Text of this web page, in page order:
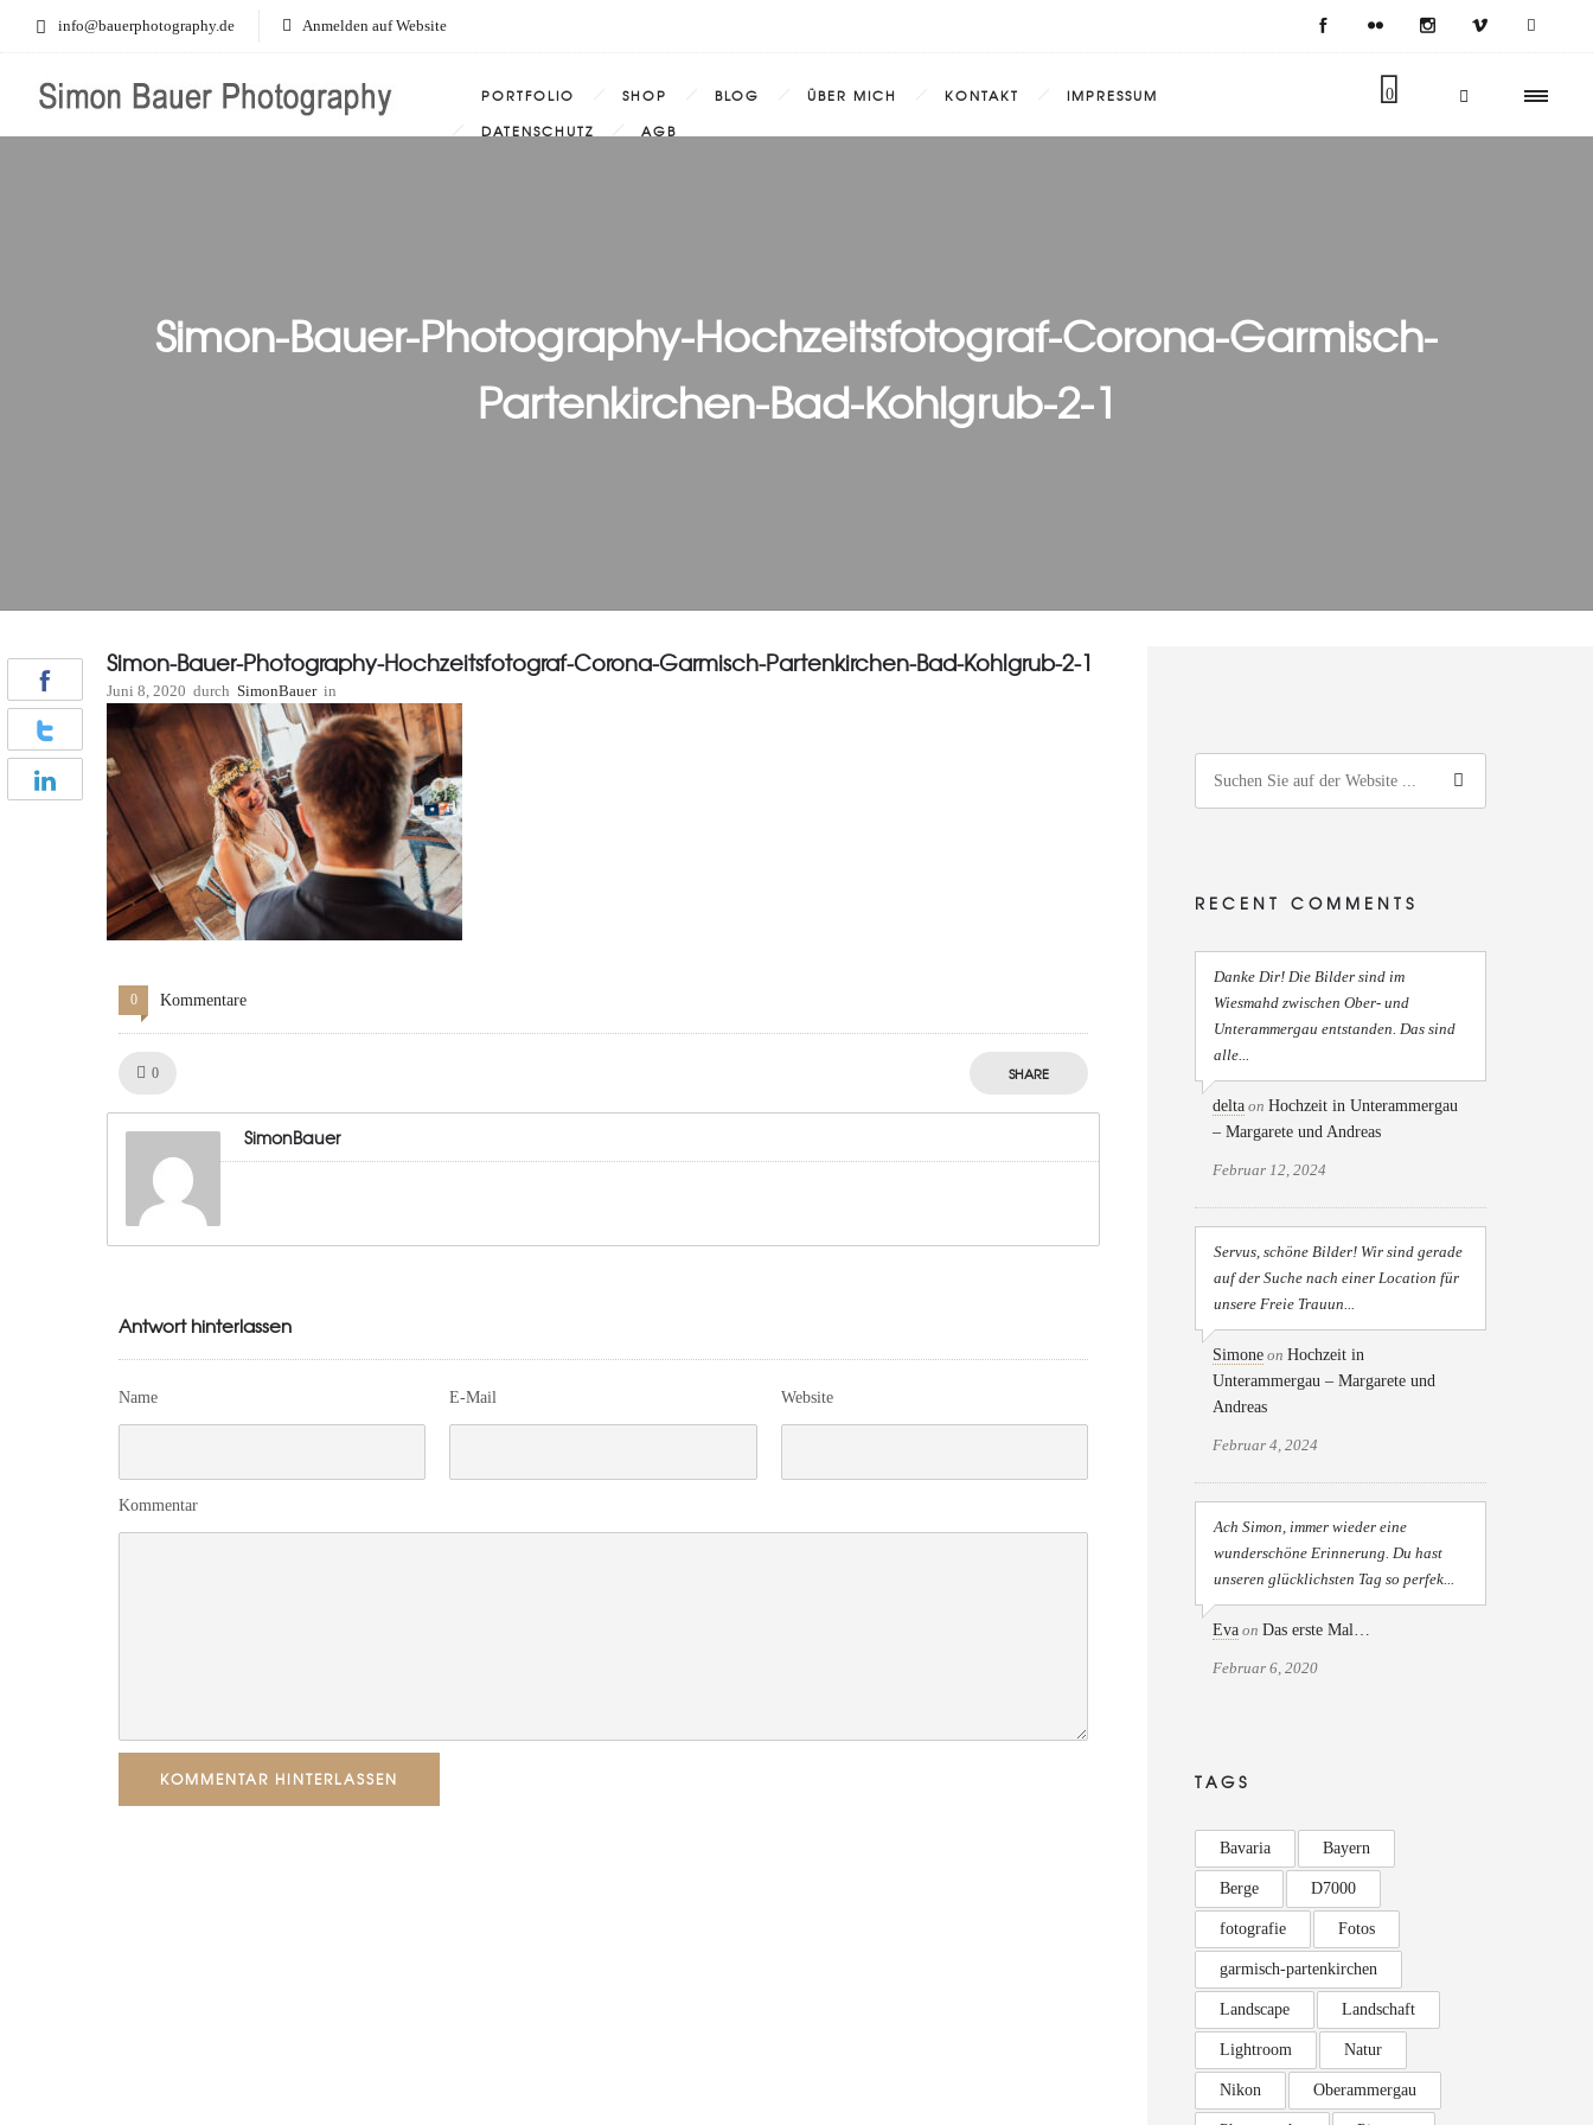
info@bauerphotography.de Anmelden auf Website
0
PORTFOLIO SHOP BLOG ÜBER MICH KONTAKT
IMPRESSUM
DATENSCHUTZ
AGB
Simon-Bauer-Photography-Hochzeitsfotograf-Corona-Garmisch-
Partenkirchen-Bad-Kohlgrub-2-1
Simon-Bauer-Photography-Hochzeitsfotograf-Corona-Garmisch-Partenkirchen-Bad-Kohlgrub-2-1
Juni 8, 2020 durch SimonBauer in
0 Kommentare
0 SHARE
SimonBauer
Antwort hinterlassen
Name E-Mail Website
Kommentar
KOMMENTAR HINTERLASSEN
RECENT COMMENTS
Danke Dir! Die Bilder sind im
Wiesmahd zwischen Ober- und
Unterammergau entstanden. Das sind
alle...
delta on Hochzeit in Unterammergau
– Margarete und Andreas
Februar 12, 2024
Servus, schöne Bilder! Wir sind gerade
auf der Suche nach einer Location für
unsere Freie Trauun...
Simone on Hochzeit in
Unterammergau – Margarete und
Andreas
Februar 4, 2024
Ach Simon, immer wieder eine
wunderschöne Erinnerung. Du hast
unseren glücklichsten Tag so perfek...
Eva on Das erste Mal…
Februar 6, 2020
TAGS
Bavaria Bayern
Berge D7000
fotografie Fotos
garmisch-partenkirchen
Landscape Landschaft
Lightroom Natur
Nikon Oberammergau